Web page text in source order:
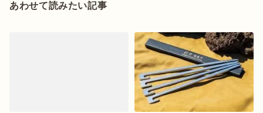
あわせて読みたい記事